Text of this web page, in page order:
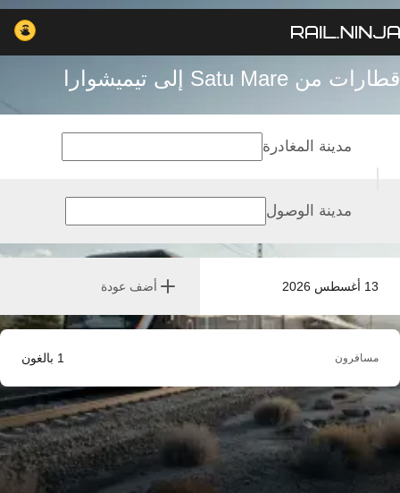
قطارات من Satu Mare إلى تيميشوارا
13 أغسطس 2026 أضف عودة
مدينة المغادرة
مدينة الوصول
مسافرون 1 بالغون